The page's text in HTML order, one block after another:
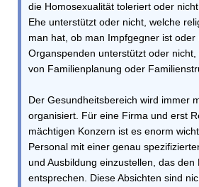
die Homosexualität toleriert oder
Ehe unterstützt oder nicht, welche
man hat, ob man Impfgegner ist oder
Organspenden unterstützt oder
von Familienplanung oder
Der Gesundheitsbereich wird immer
organisiert. Für eine Firma und erst
mächtigen Konzern ist es enorm
Personal mit einer genau
und Ausbildung einzustellen, das den
entsprechen. Diese Absichten sind